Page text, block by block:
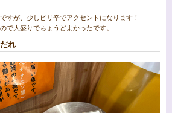
すが、少しピリ辛でアクセントになります！
で大盛りでちょうどよかったです。
れ